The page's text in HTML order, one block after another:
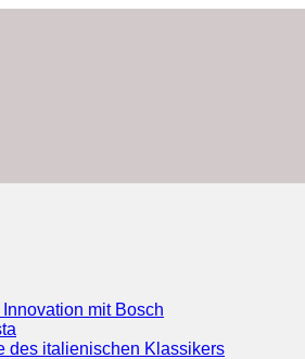
mit Bosch
des italienischen Klassikers